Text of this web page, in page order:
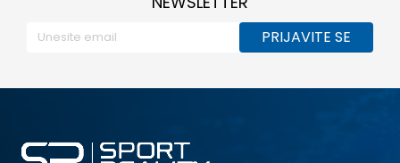
PRIJAVITE SE